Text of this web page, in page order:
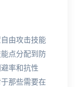
由攻击技能
点分配到防
率和抗性
那些需要在